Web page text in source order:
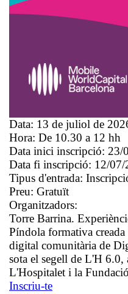
Data: 13 de juliol de
Hora: De 10.30 a 12 hh
Data inici inscripció: 23/
Data fi inscripció: 12/07/
Tipus d'entrada:
Preu: Gratuït
Organitzadors:
Torre Barrina.
Píndola formativa
digital comunitària de
sota el segell de L'H
L'Hospitalet i la
Inscriu-te